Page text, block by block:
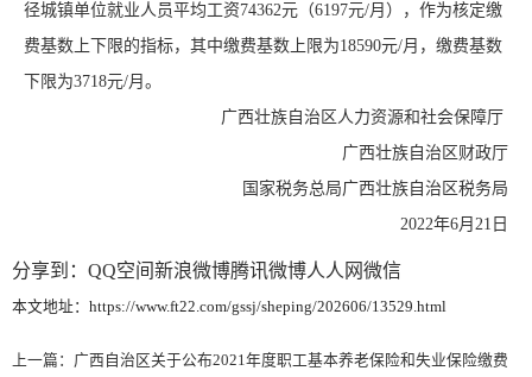
径城镇单位就业人员平均工资74362元（6197元/月），作为核定缴
费基数上下限的指标，其中缴费基数上限为18590元/月，缴费基数
下限为3718元/月。
广西壮族自治区人力资源和社会保障厅
广西壮族自治区财政厅
国家税务总局广西壮族自治区税务局
2022年6月21日
分享到： QQ空间新浪微博腾讯微博人人网微信
本文地址：https://www.ft22.com/gssj/sheping/202606/13529.html
上一篇： 广西自治区关于公布2021年度职工基本养老保险和失业保险缴费